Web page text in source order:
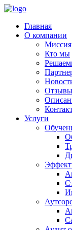
Главная
О компании
Миссия
Кто мы
Отзывы
Услуги